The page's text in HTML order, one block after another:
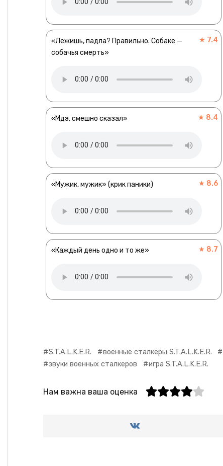
«Лежишь, падла? Правильно. Собаке —
собачья смерть»
★ 7.4
«Мдэ, смешно сказал» ★ 8.4
«Мужик, мужик» (крик паники) ★ 8.6
«Каждый день одно и то же» ★ 8.7
S.T.A.L.K.E.R. военные сталкеры S.T.A.L.K.E.R.
звуки военных сталкеров
игра S.T.A.L.K.E.R.
Нам важна ваша оценка